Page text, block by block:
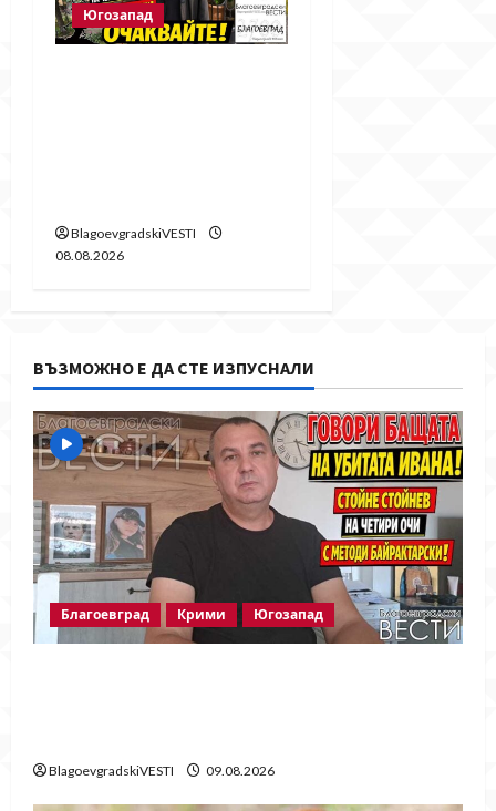
Югозапад
BlagoevgradskiVESTI
08.08.2026
ВЪЗМОЖНО Е ДА СТЕ ИЗПУСНАЛИ
Благоевград Крими Югозапад
BlagoevgradskiVESTI 09.08.2026